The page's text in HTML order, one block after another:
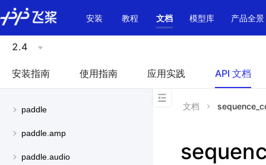
\u200E
安装
教程 文档 模型库 产品全景
2.4
安装指南 使用指南 应用实践 API 文档
paddle
paddle.amp
paddle.audio
文档